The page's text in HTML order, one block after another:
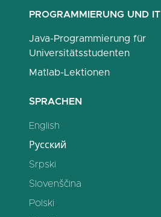
PROGRAMMIERUNG UND IT
Java-Programmierung für
Universitätsstudenten
Matlab-Lektionen
SPRACHEN
English
Русский
Srpski
Slovenščina
Polski